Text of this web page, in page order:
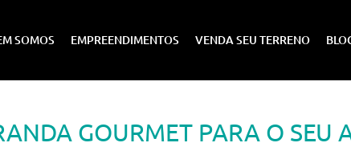
SOMOS EMPREENDIMENTOS VENDA SEU TERRENO
GOURMET PARA O SEU